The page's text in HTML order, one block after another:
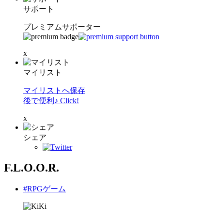
サポート
プレミアムサポーター
x
マイリスト
マイリストへ保存
後で便利♪ Click!
x
シェア
F.L.O.O.R.
#RPGゲーム